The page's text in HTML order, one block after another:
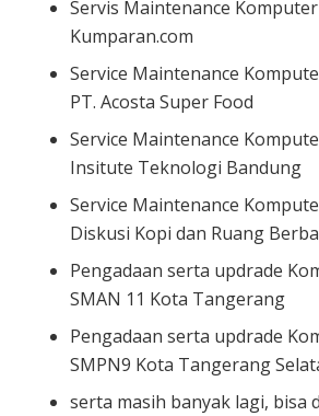
Servis Maintenance
Kumparan.com
Service Maintenance
PT. Acosta Super Food
Service Maintenance
Insitute Teknologi Bandung
Service Maintenance
Diskusi Kopi dan Ruang
Pengadaan serta updrade
SMAN 11 Kota Tangerang
Pengadaan serta updrade
SMPN9 Kota Tangerang
serta masih banyak lagi, bisa